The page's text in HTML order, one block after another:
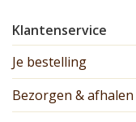
Klantenservice
Je bestelling
Bezorgen & afhalen